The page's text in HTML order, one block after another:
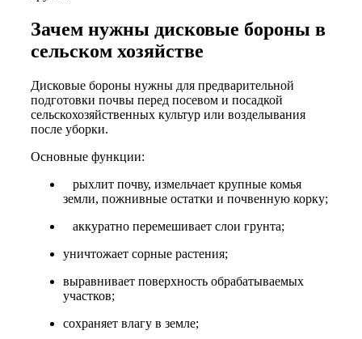
Зачем нужны дисковые бороны в
сельском хозяйстве
Дисковые бороны нужны для предварительной
подготовки почвы перед посевом и посадкой
сельскохозяйственных культур или возделывания
после уборки.
Основные функции:
рыхлит почву, измельчает крупные комья
земли, пожнивные остатки и почвенную корку;
аккуратно перемешивает слои грунта;
уничтожает сорные растения;
выравнивает поверхность обрабатываемых
участков;
сохраняет влагу в земле;